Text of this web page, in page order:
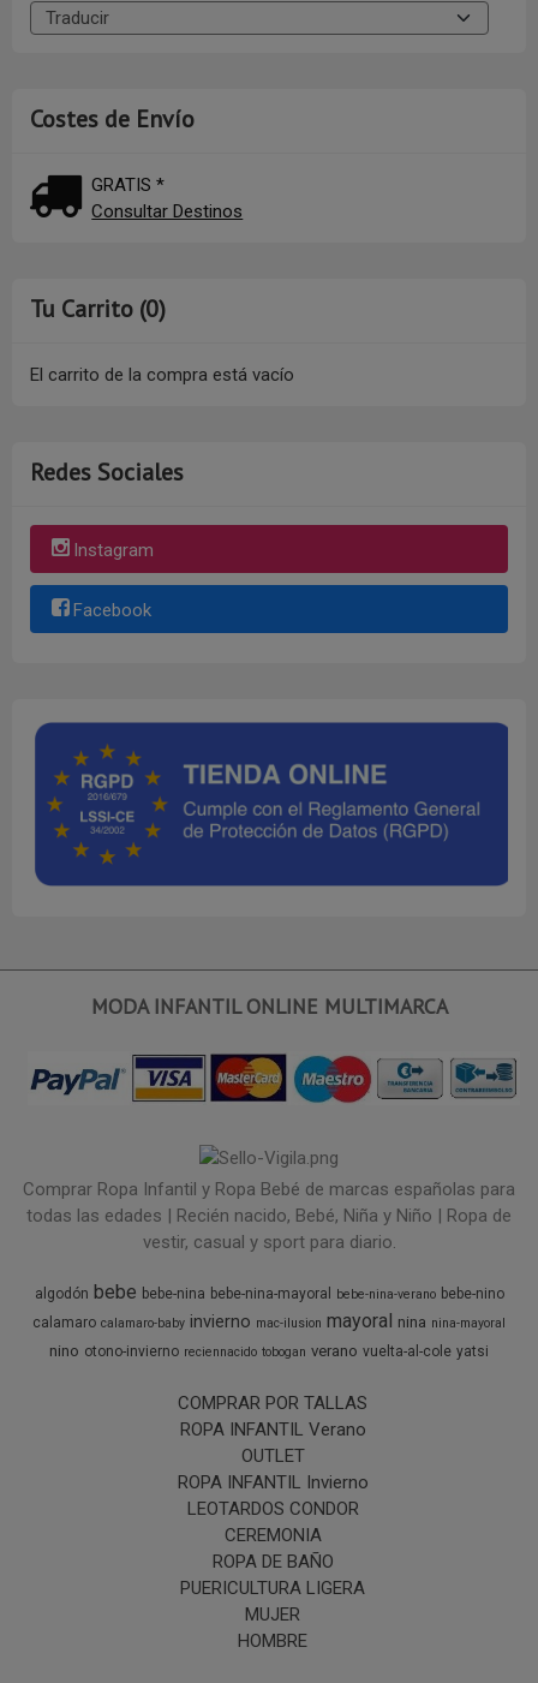
Costes de Envío
GRATIS *
Consultar Destinos
Tu Carrito (0)
El carrito de la compra está vacío
Redes Sociales
Instagram
Facebook
MODA INFANTIL ONLINE MULTIMARCA
Comprar Ropa Infantil y Ropa Bebé de marcas españolas para
todas las edades | Recién nacido, Bebé, Niña y Niño | Ropa de
vestir, casual y sport para diario.
algodón bebe bebe-nina bebe-nina-mayoral bebe-nina-verano bebe-nino
calamaro calamaro-baby invierno mac-ilusion mayoral nina nina-mayoral
nino otono-invierno reciennacido tobogan verano vuelta-al-cole yatsi
COMPRAR POR TALLAS
ROPA INFANTIL Verano
OUTLET
ROPA INFANTIL Invierno
LEOTARDOS CONDOR
CEREMONIA
ROPA DE BAÑO
PUERICULTURA LIGERA
MUJER
HOMBRE